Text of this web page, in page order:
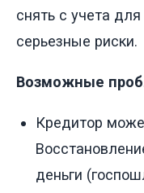
снять с учета
серьезные риски.
Возможные
Кредитор
деньги